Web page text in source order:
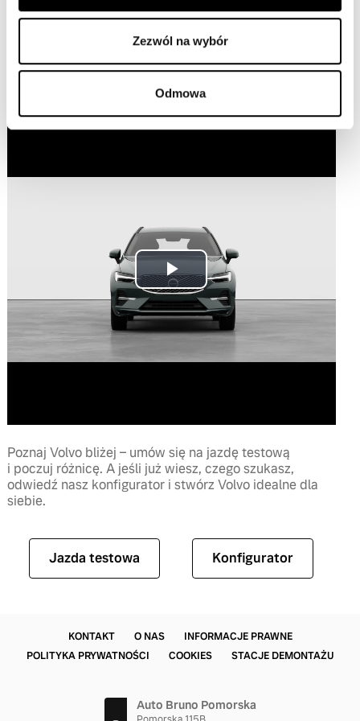
Zezwól na wybór
Odmowa
To co dla Ciebie najważniejsze
Play
Video
Poznaj Volvo bliżej – umów się na jazdę testową
i poczuj różnicę. A jeśli już wiesz, czego szukasz,
odwiedź nasz konfigurator i stwórz Volvo idealne dla
siebie.
Jazda testowa Konfigurator
przez wyświetlacz przezierny.
KONTAKT O NAS
INFORMACJE PRAWNE
POLITYKA PRYWATNOŚCI
COOKIES STACJE DEMONTAŻU
Auto Bruno Pomorska